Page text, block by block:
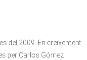
del 2009. En creixement
per Carlos Gómez i